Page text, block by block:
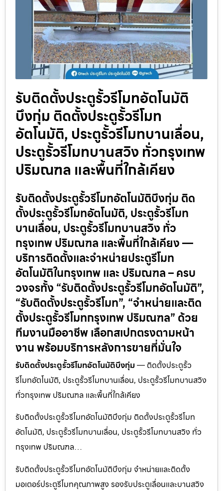
รับติดตั้งประตูรั้วรีโมทอัตโนมัติ
บึงกุ่ม ติดตั้งประตูรั้วรีโมท
อัตโนมัติ, ประตูรั้วรีโมทบานเลื่อน,
ประตูรั้วรีโมทบานสวิง ทั่วกรุงเทพ
ปริมณฑล และพื้นที่ใกล้เคียง
รับติดตั้งประตูรั้วรีโมทอัตโนมัติบึงกุ่ม ติด
ตั้งประตูรั้วรีโมทอัตโนมัติ, ประตูรั้วรีโมท
บานเลื่อน, ประตูรั้วรีโมทบานสวิง ทั่ว
กรุงเทพ ปริมณฑล และพื้นที่ใกล้เคียง —
บริการติดตั้งและจำหน่ายประตูรีโมท
อัตโนมัติในกรุงเทพ และ ปริมณฑล – ครบ
วงจรทั้ง “รับติดตั้งประตูรั้วรีโมทอัตโนมัติ”,
“รับติดตั้งประตูรั้วรีโมท”, “จำหน่ายและติด
ตั้งประตูรั้วรีโมทกรุงเทพ ปริมณฑล” ด้วย
ทีมงานมืออาชีพ เลือกสเปกตรงตามหน้า
งาน พร้อมบริการหลังการขายที่มั่นใจ
รับติดตั้งประตูรั้วรีโมทอัตโนมัติบึงกุ่ม— ติดตั้งประตูรั้ว
รีโมทอัตโนมัติ, ประตูรั้วรีโมทบานเลื่อน, ประตูรั้วรีโมทบานสวิง
ทั่วกรุงเทพ ปริมณฑล และพื้นที่ใกล้เคียง
รับติดตั้งประตูรั้วรีโมทอัตโนมัติบึงกุ่ม ติดตั้งประตูรั้วรีโมท
อัตโนมัติ, ประตูรั้วรีโมทบานเลื่อน, ประตูรั้วรีโมทบานสวิง ทั่ว
กรุงเทพ ปริมณฑล…
รับติดตั้งประตูรั้วรีโมทอัตโนมัติบึงกุ่ม จำหน่ายและติดตั้ง
มอเตอร์ประตูรีโมทคุณภาพสูง รองรับประตูเลื่อนและบานสวิง